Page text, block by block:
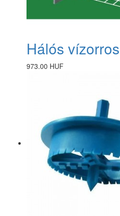
Hálós
973.00 HUF